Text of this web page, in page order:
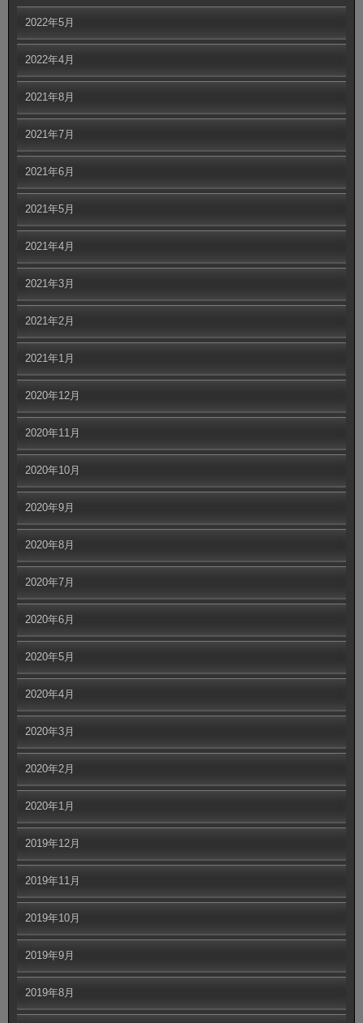
2022年5月
2022年4月
2021年8月
2021年7月
2021年6月
2021年5月
2021年4月
2021年3月
2021年2月
2021年1月
2020年12月
2020年11月
2020年10月
2020年9月
2020年8月
2020年7月
2020年6月
2020年5月
2020年4月
2020年3月
2020年2月
2020年1月
2019年12月
2019年11月
2019年10月
2019年9月
2019年8月